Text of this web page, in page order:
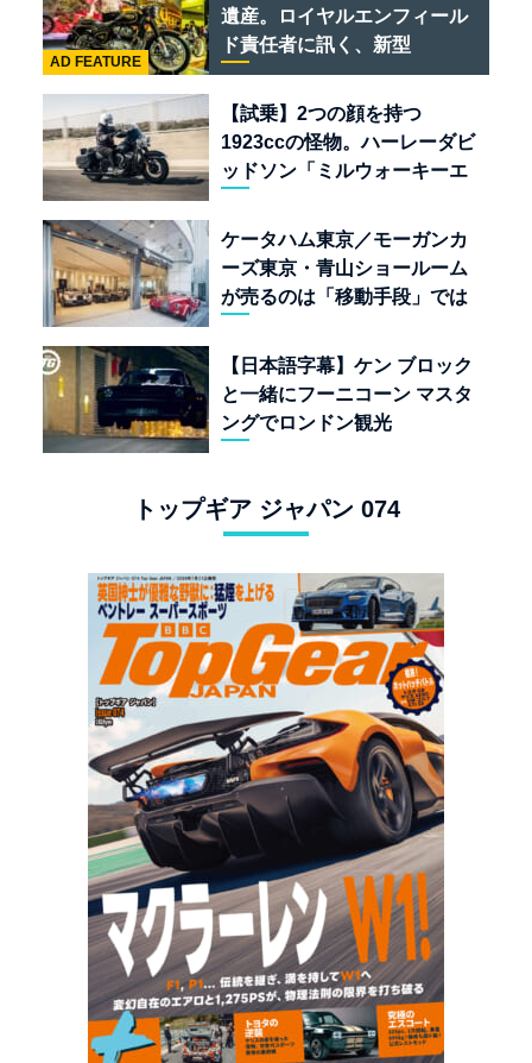
遺産。ロイヤルエンフィール
ド責任者に訊く、新型
「BULLET 650」と“時間の
質”を愛する理由
AD FEATURE
【試乗】2つの顔を持つ
1923ccの怪物。ハーレーダビ
ッドソン「ミルウォーキーエ
ケータハム東京／モーガンカ
ーズ東京・青山ショールーム
が売るのは「移動手段」では
【日本語字幕】ケン ブロック
と一緒にフーニコーン マスタ
ングでロンドン観光
トップギア ジャパン 074